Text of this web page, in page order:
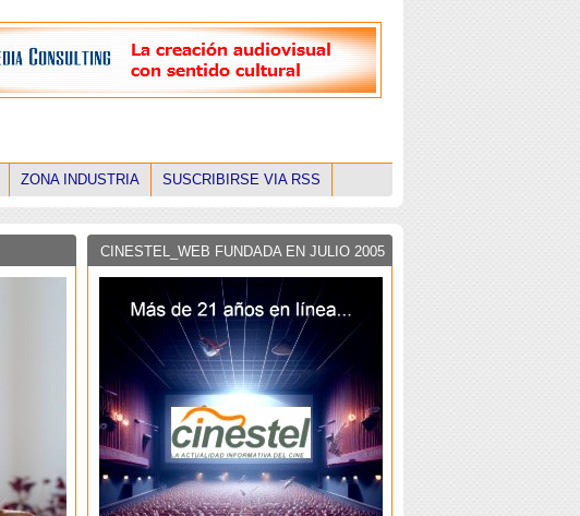
ZONA INDUSTRIA SUSCRIBIRSE VIA RSS
CINESTEL_WEB FUNDADA EN JULIO 2005